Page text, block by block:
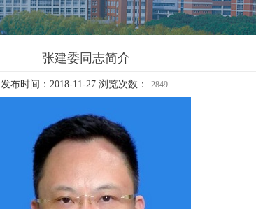
张建委同志简介
发布时间：2018-11-27 浏览次数： 2849